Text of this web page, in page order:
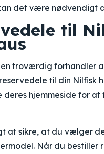
det være nødvendigt
til
troværdig forhandler
til din Nilfisk
deres hjemmeside for
at sikre, at du vælger
Når du